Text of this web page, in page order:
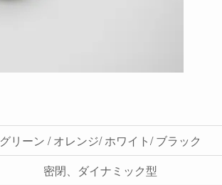
グリーン / オレンジ/ ホワイト/ ブラック
密閉、ダイナミック型